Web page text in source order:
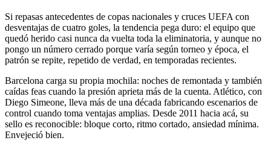
Si repasas antecedentes de copas nacionales y cruces UEFA con
desventajas de cuatro goles, la tendencia pega duro: el equipo que
quedó herido casi nunca da vuelta toda la eliminatoria, y aunque no
pongo un número cerrado porque varía según torneo y época, el
patrón se repite, repetido de verdad, en temporadas recientes.
Barcelona carga su propia mochila: noches de remontada y también
caídas feas cuando la presión aprieta más de la cuenta. Atlético, con
Diego Simeone, lleva más de una década fabricando escenarios de
control cuando toma ventajas amplias. Desde 2011 hacia acá, su
sello es reconocible: bloque corto, ritmo cortado, ansiedad mínima.
Envejeció bien.